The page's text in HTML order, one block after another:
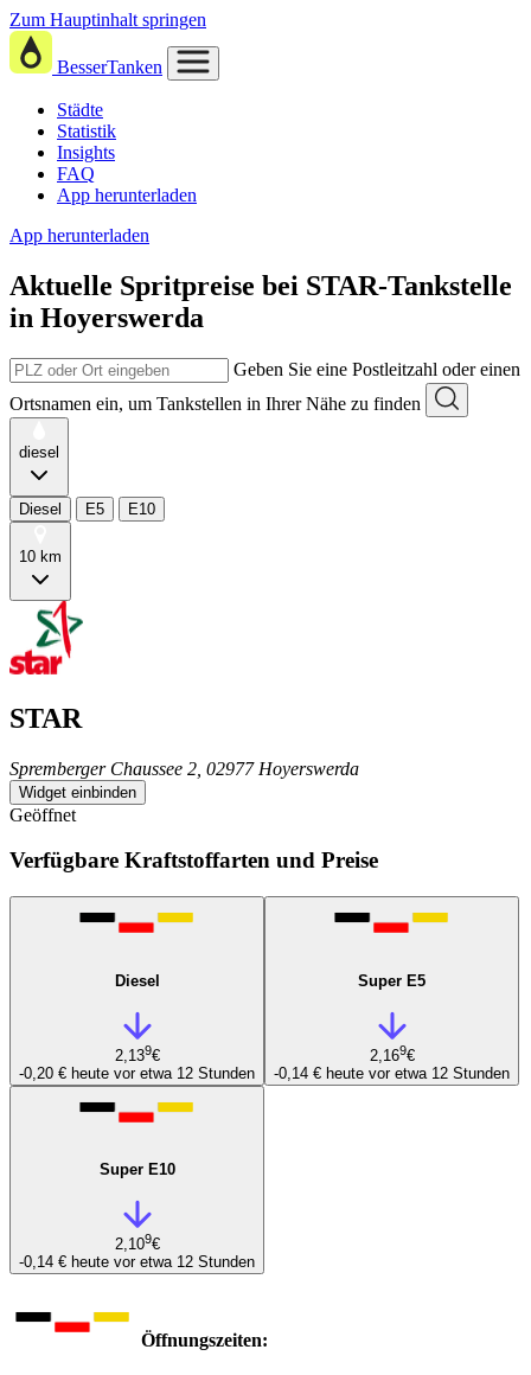
Zum Hauptinhalt springen
BesserTanken
Städte
Statistik
Insights
FAQ
App herunterladen
App herunterladen
Aktuelle Spritpreise bei STAR-Tankstelle
in Hoyerswerda
Geben Sie eine Postleitzahl oder einen
Ortsnamen ein, um Tankstellen in Ihrer Nähe zu finden
diesel
Diesel E5 E10
10 km
STAR
Spremberger Chaussee 2, 02977 Hoyerswerda
Widget einbinden
Geöffnet
Verfügbare Kraftstoffarten und Preise
Diesel
2,139€
-0,20 € heute vor etwa 12 Stunden
Super E5
2,169€
-0,14 € heute vor etwa 12 Stunden
Super E10
2,109€
-0,14 € heute vor etwa 12 Stunden
Öffnungszeiten: